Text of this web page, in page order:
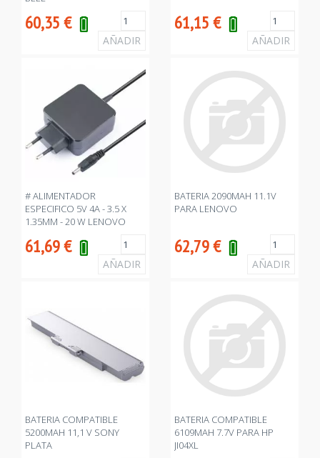
60,35€ 61,15€
# ALIMENTADOR
ESPECIFICO 5V 4A - 3.5 X
1.35MM - 20 W LENOVO
61,69€
BATERIA 2090MAH 11.1V
PARA LENOVO
62,79€
BATERIA COMPATIBLE
5200MAH 11,1 V SONY
PLATA
BATERIA COMPATIBLE
6109MAH 7.7V PARA HP
JI04XL